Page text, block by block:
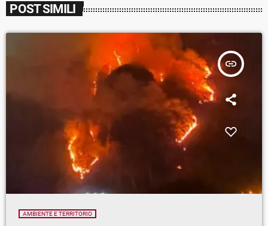
POST SIMILI
insert_link
AMBIENTE E TERRITORIO